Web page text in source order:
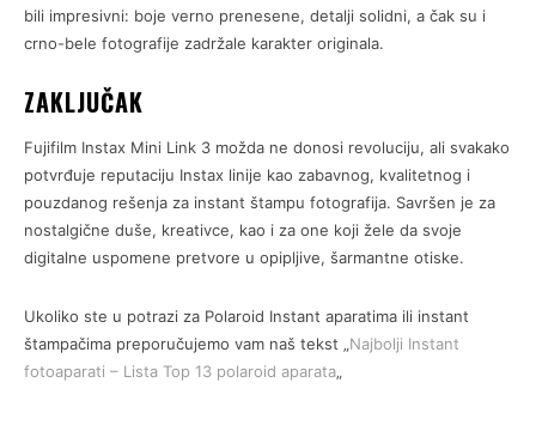
bili impresivni: boje verno prenesene, detalji solidni, a čak su i
crno-bele fotografije zadržale karakter originala.
ZAKLJUČAK
Fujifilm Instax Mini Link 3 možda ne donosi revoluciju, ali svakako
potvrđuje reputaciju Instax linije kao zabavnog, kvalitetnog i
pouzdanog rešenja za instant štampu fotografija. Savršen je za
nostalgične duše, kreativce, kao i za one koji žele da svoje
digitalne uspomene pretvore u opipljive, šarmantne otiske.
Ukoliko ste u potrazi za Polaroid Instant aparatima ili instant
štampačima preporučujemo vam naš tekst „ Najbolji Instant
fotoaparati – Lista Top 13 polaroid aparata„